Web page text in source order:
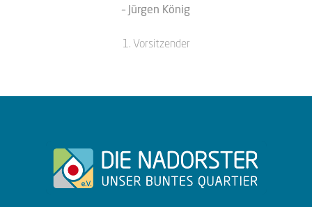
– Jürgen König
1. Vorsitzender